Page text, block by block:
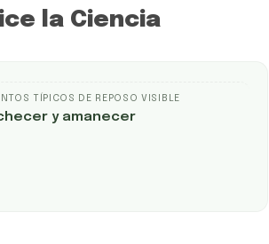
la Ciencia
TÍPICOS DE REPOSO VISIBLE
y amanecer